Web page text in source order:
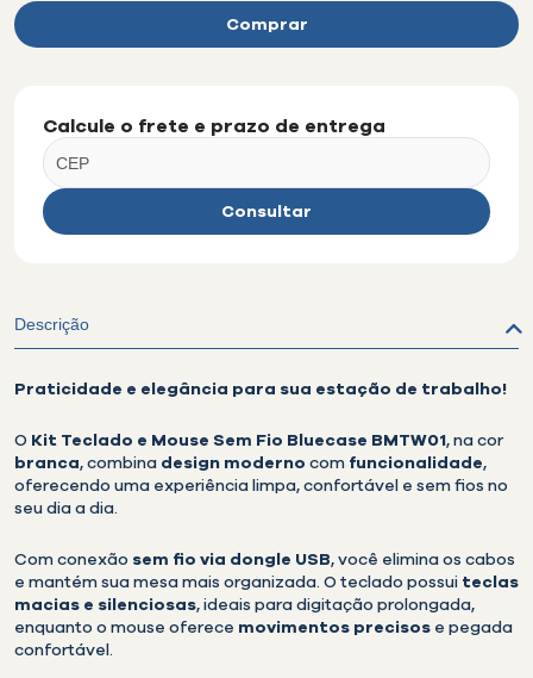
Comprar
Calcule o frete e prazo de entrega
Consultar
Descrição
Praticidade e elegância para sua estação de trabalho!
O Kit Teclado e Mouse Sem Fio Bluecase BMTW01, na cor
branca, combina design moderno com funcionalidade,
oferecendo uma experiência limpa, confortável e sem fios no
seu dia a dia.
Com conexão sem fio via dongle USB, você elimina os cabos
e mantém sua mesa mais organizada. O teclado possui teclas
macias e silenciosas, ideais para digitação prolongada,
enquanto o mouse oferece movimentos precisos e pegada
confortável.